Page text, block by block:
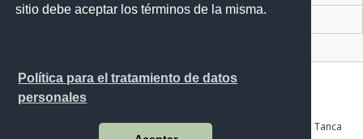
sitio debe aceptar los términos de la misma.
Política para el tratamiento de datos
personales
Av. Julián Coronel 905 entre Esmeraldas y José Mascote Av. Juan Tanca